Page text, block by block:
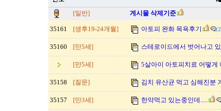
[일반] 게시물 삭제기준
35161 [생후19-24개월] 아토피 완화 목욕후기
35160 [만5세] 스테로이드에서 벗어나고
[만5세] 5살아이 아토피치료 어떻게
35158 [질문] 김치 유산균 먹고 심해진분
35157 [만3세] 한약먹고 있는중인데.....